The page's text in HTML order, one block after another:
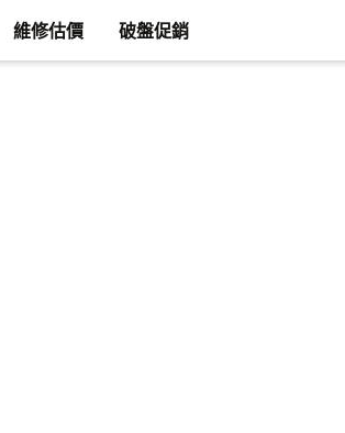
維修估價 破盤促銷